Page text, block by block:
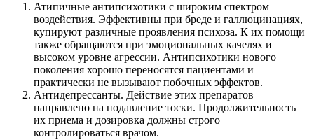
Атипичные антипсихотики с широким спектром
воздействия. Эффективны при бреде и галлюцинациях,
купируют различные проявления психоза. К их помощи
также обращаются при эмоциональных качелях и
высоком уровне агрессии. Антипсихотики нового
поколения хорошо переносятся пациентами и
практически не вызывают побочных эффектов.
Антидепрессанты. Действие этих препаратов
направлено на подавление тоски. Продолжительность
их приема и дозировка должны строго
контролироваться врачом.